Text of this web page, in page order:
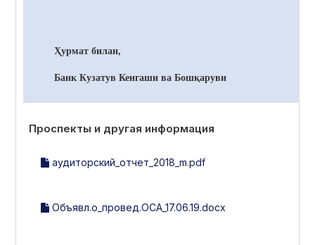
Ҳурмат билан,
Банк Кузатув Кенгаши ва Бошқаруви
Проспекты и другая информация
аудиторский_отчет_2018_m.pdf
Объявл.о_провед.ОСА_17.06.19.docx